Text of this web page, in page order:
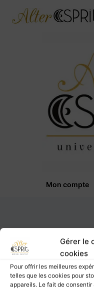
Gérer le
cookies
Pour offrir les meilleures
telles que les cookies pour
appareils. Le fait de
Mon compte